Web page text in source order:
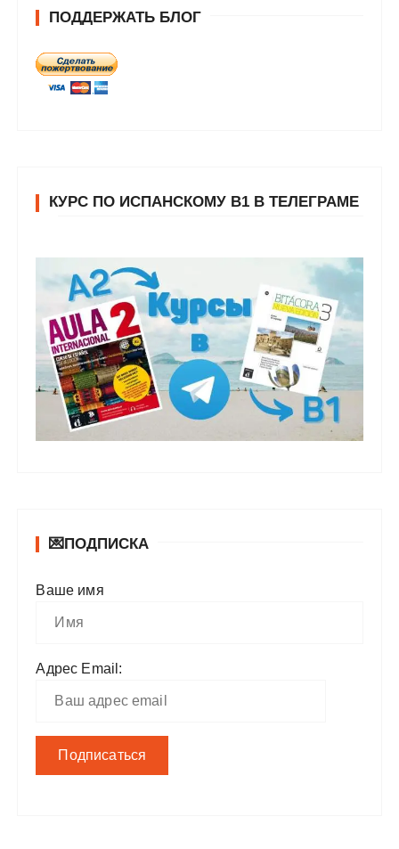
ПОДДЕРЖАТЬ БЛОГ
КУРС ПО ИСПАНСКОМУ В1 В ТЕЛЕГРАМЕ
💌ПОДПИСКА
Ваше имя
Адрес Email: